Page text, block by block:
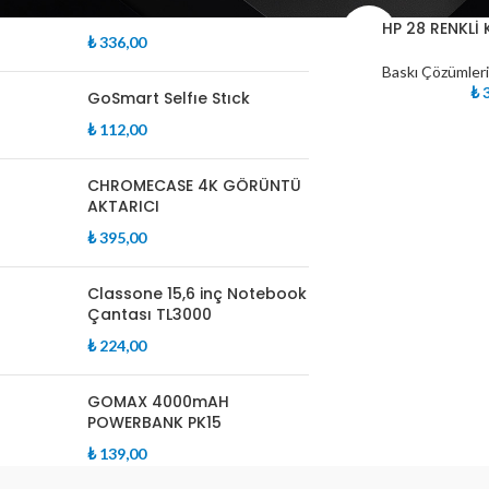
₺336,00
GoSmart Selfıe Stıck
₺112,00
CHROMECASE 4K GÖRÜNTÜ
AKTARICI
₺395,00
Classone 15,6 inç Notebook
Çantası TL3000
₺224,00
GOMAX 4000mAH
POWERBANK PK15
₺139,00
TÜKEHP 28
Baskı Çözümleri
₺